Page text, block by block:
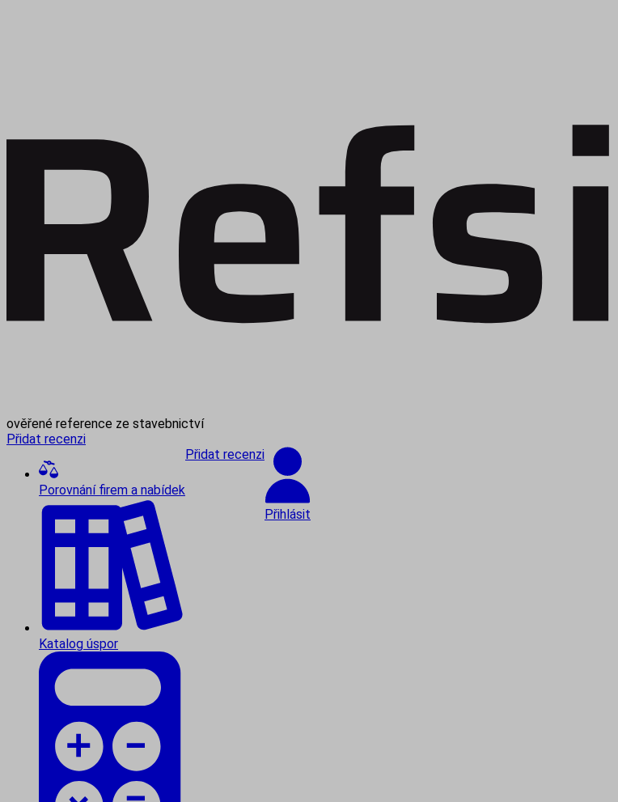
ověřené reference ze stavebnictví
Přidat recenzi
Porovnání firem a nabídek
Katalog úspor
Přidat recenzi
Přihlásit